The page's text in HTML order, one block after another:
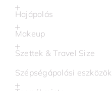
Hajápolás
Makeup
Szettek & Travel Size
Szépségápolási eszközök